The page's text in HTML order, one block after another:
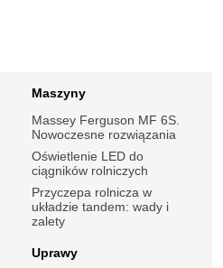
Maszyny
Massey Ferguson MF 6S.
Nowoczesne rozwiązania
Oświetlenie LED do
ciągników rolniczych
Przyczepa rolnicza w
układzie tandem: wady i
zalety
Uprawy